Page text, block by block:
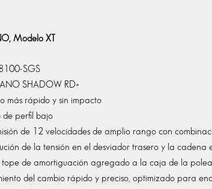
Modelo XT
SGS
SHADOW RD+
más rápido y sin impacto
de perfil bajo
de 12 velocidades de amplio rango con
de la tensión en el desviador trasero y la cadena
tope de amortiguación agregado a la caja de la
del cambio rápido y preciso, optimizado para